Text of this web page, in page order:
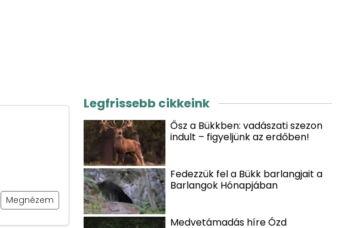
Megnézem
Legfrissebb cikkeink
Ősz a Bükkben: vadászati szezon
indult – figyeljünk az erdőben!
Fedezzük fel a Bükk barlangjait a
Barlangok Hónapjában
Medvetámadás híre Ózd